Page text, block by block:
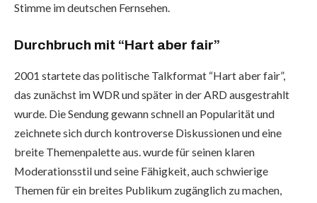
Stimme im deutschen Fernsehen.
Durchbruch mit “Hart aber fair”
2001 startete das politische Talkformat “Hart aber fair”,
das zunächst im WDR und später in der ARD ausgestrahlt
wurde. Die Sendung gewann schnell an Popularität und
zeichnete sich durch kontroverse Diskussionen und eine
breite Themenpalette aus. wurde für seinen klaren
Moderationsstil und seine Fähigkeit, auch schwierige
Themen für ein breites Publikum zugänglich zu machen,